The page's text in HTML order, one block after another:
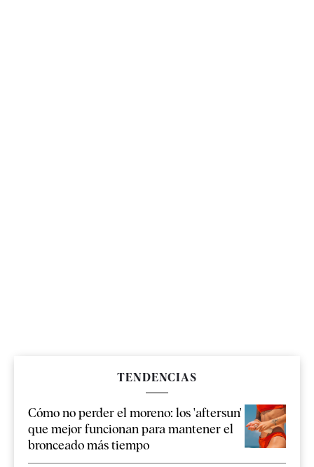
TENDENCIAS
Cómo no perder el moreno: los 'aftersun'
que mejor funcionan para mantener el
bronceado más tiempo